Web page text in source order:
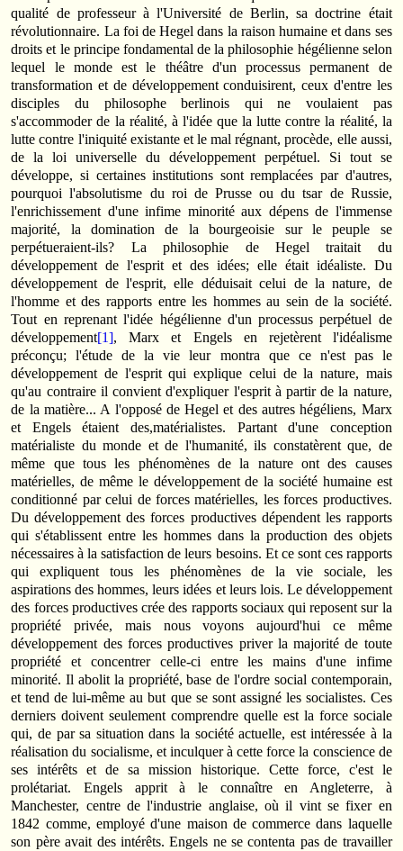
qualité de professeur à l'Université de Berlin, sa doctrine était
révolutionnaire. La foi de Hegel dans la raison humaine et dans ses
droits et le principe fondamental de la philosophie hégélienne selon
lequel le monde est le théâtre d'un processus permanent de
transformation et de développement conduisirent, ceux d'entre les
disciples du philosophe berlinois qui ne voulaient pas
s'accommoder de la réalité, à l'idée que la lutte contre la réalité, la
lutte contre l'iniquité existante et le mal régnant, procède, elle aussi,
de la loi universelle du développement perpétuel. Si tout se
développe, si certaines institutions sont remplacées par d'autres,
pourquoi l'absolutisme du roi de Prusse ou du tsar de Russie,
l'enrichissement d'une infime minorité aux dépens de l'immense
majorité, la domination de la bourgeoisie sur le peuple se
perpétueraient-ils? La philosophie de Hegel traitait du
développement de l'esprit et des idées; elle était idéaliste. Du
développement de l'esprit, elle déduisait celui de la nature, de
l'homme et des rapports entre les hommes au sein de la société.
Tout en reprenant l'idée hégélienne d'un processus perpétuel de
développement[1], Marx et Engels en rejetèrent l'idéalisme
préconçu; l'étude de la vie leur montra que ce n'est pas le
développement de l'esprit qui explique celui de la nature, mais
qu'au contraire il convient d'expliquer l'esprit à partir de la nature,
de la matière... A l'opposé de Hegel et des autres hégéliens, Marx
et Engels étaient des,matérialistes. Partant d'une conception
matérialiste du monde et de l'humanité, ils constatèrent que, de
même que tous les phénomènes de la nature ont des causes
matérielles, de même le développement de la société humaine est
conditionné par celui de forces matérielles, les forces productives.
Du développement des forces productives dépendent les rapports
qui s'établissent entre les hommes dans la production des objets
nécessaires à la satisfaction de leurs besoins. Et ce sont ces rapports
qui expliquent tous les phénomènes de la vie sociale, les
aspirations des hommes, leurs idées et leurs lois. Le développement
des forces productives crée des rapports sociaux qui reposent sur la
propriété privée, mais nous voyons aujourd'hui ce même
développement des forces productives priver la majorité de toute
propriété et concentrer celle-ci entre les mains d'une infime
minorité. Il abolit la propriété, base de l'ordre social contemporain,
et tend de lui-même au but que se sont assigné les socialistes. Ces
derniers doivent seulement comprendre quelle est la force sociale
qui, de par sa situation dans la société actuelle, est intéressée à la
réalisation du socialisme, et inculquer à cette force la conscience de
ses intérêts et de sa mission historique. Cette force, c'est le
prolétariat. Engels apprit à le connaître en Angleterre, à
Manchester, centre de l'industrie anglaise, où il vint se fixer en
1842 comme, employé d'une maison de commerce dans laquelle
son père avait des intérêts. Engels ne se contenta pas de travailler